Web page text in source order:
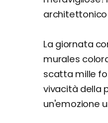
architettonico
La giornata
murales
scatta mille
vivacità della
un'emozione